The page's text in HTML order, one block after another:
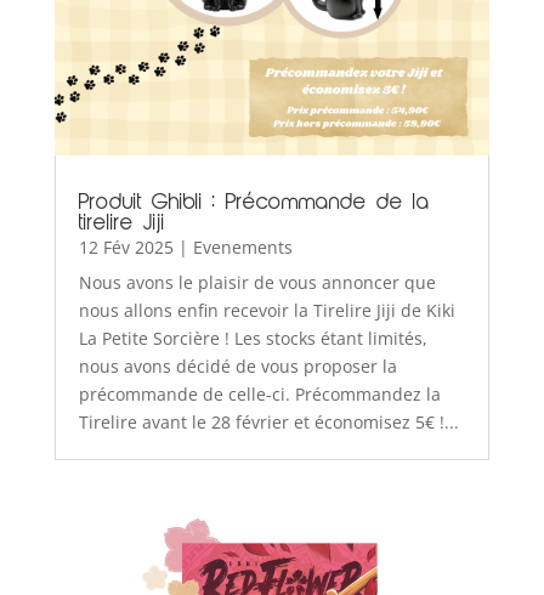
Produit Ghibli : Précommande de la
tirelire Jiji
12 Fév 2025| Evenements
Nous avons le plaisir de vous annoncer que
nous allons enfin recevoir la Tirelire Jiji de Kiki
La Petite Sorcière ! Les stocks étant limités,
nous avons décidé de vous proposer la
précommande de celle-ci. Précommandez la
Tirelire avant le 28 février et économisez 5€ !...